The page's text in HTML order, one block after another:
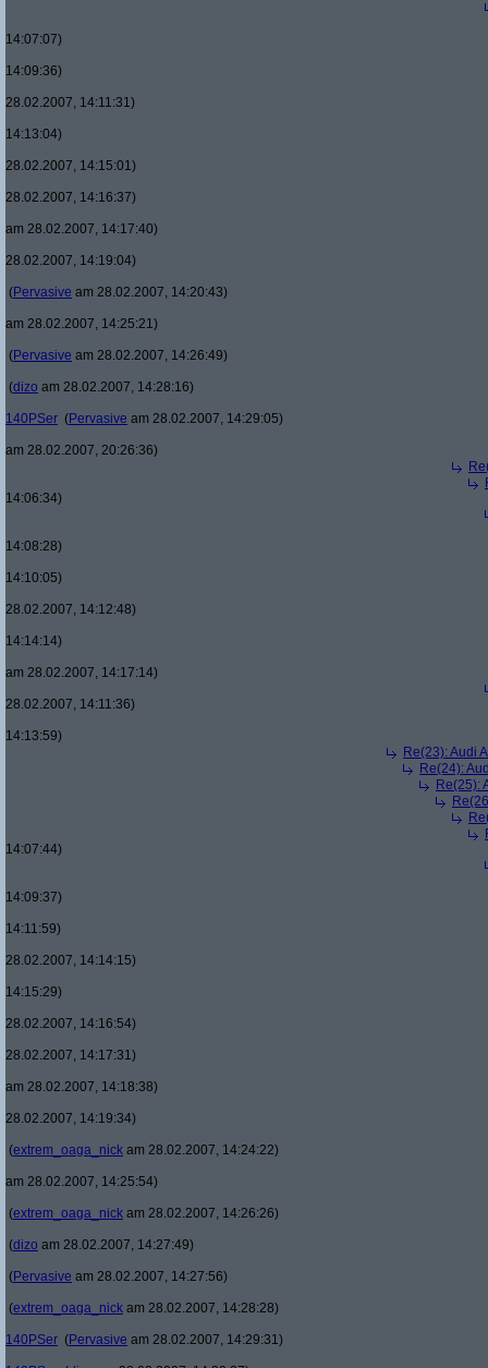
14:07:07)
14:09:36)
28.02.2007, 14:11:31)
14:13:04)
28.02.2007, 14:15:01)
28.02.2007, 14:16:37)
am 28.02.2007, 14:17:40)
28.02.2007, 14:19:04)
(Pervasive am 28.02.2007, 14:20:43)
am 28.02.2007, 14:25:21)
(Pervasive am 28.02.2007, 14:26:49)
(dizo am 28.02.2007, 14:28:16)
140PSer (Pervasive am 28.02.2007, 14:29:05)
am 28.02.2007, 20:26:36)
14:06:34)
14:08:28)
14:10:05)
28.02.2007, 14:12:48)
14:14:14)
am 28.02.2007, 14:17:14)
28.02.2007, 14:11:36)
14:13:59)
Re(23): Audi
Re(24):
Re(25):
14:07:44)
14:09:37)
14:11:59)
28.02.2007, 14:14:15)
14:15:29)
28.02.2007, 14:16:54)
28.02.2007, 14:17:31)
am 28.02.2007, 14:18:38)
28.02.2007, 14:19:34)
(extrem_oaga_nick am 28.02.2007, 14:24:22)
am 28.02.2007, 14:25:54)
(extrem_oaga_nick am 28.02.2007, 14:26:26)
(dizo am 28.02.2007, 14:27:49)
(Pervasive am 28.02.2007, 14:27:56)
(extrem_oaga_nick am 28.02.2007, 14:28:28)
140PSer (Pervasive am 28.02.2007, 14:29:31)